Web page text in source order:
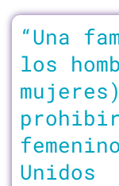
“Una
los
Unidos